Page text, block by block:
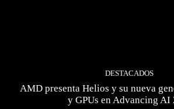
DESTACADOS
AMD presenta Helios y su nueva
y GPUs en Advancing AI